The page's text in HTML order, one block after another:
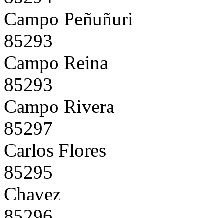
Campo Peñuñuri
85293
Campo Reina
85293
Campo Rivera
85297
Carlos Flores
85295
Chavez